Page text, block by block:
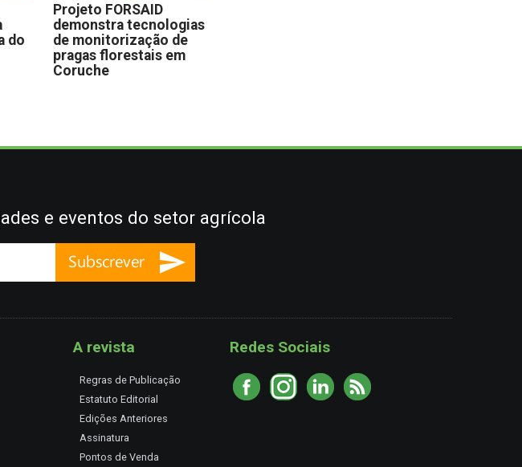
do
Projeto FORSAID
demonstra tecnologias
de monitorização de
pragas florestais em
Coruche
e eventos do setor agrícola
A revista
Regras de Publicação
Estatuto Editorial
Edições Anteriores
Assinatura
Pontos de Venda
Redes Sociais